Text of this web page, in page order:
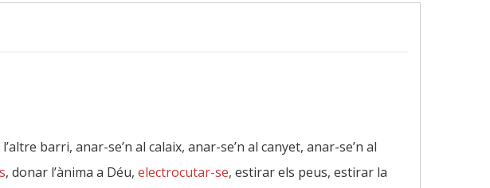
l’altre barri, anar-se’n al calaix, anar-se’n al canyet, anar-se’n al
, donar l’ànima a Déu, electrocutar-se, estirar els peus, estirar la